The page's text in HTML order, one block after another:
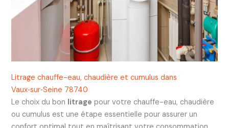
Litrage chauffe-eau, chaudière et cumulus dans
Vaux‑sur‑Seine 78740
Le choix du bon litrage pour votre chauffe-eau, chaudière
ou cumulus est une étape essentielle pour assurer un